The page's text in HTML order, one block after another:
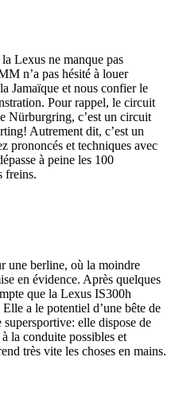
Lexus ne manque pas
n’a pas hésité à louer
Jamaïque et nous confier le
Pour rappel, le circuit
Nürburgring, c’est un circuit
Autrement dit, c’est un
prononcés et techniques avec
à peine les 100
freins.
une berline, où la moindre
en évidence. Après quelques
que la Lexus IS300h
a le potentiel d’une bête de
supersportive: elle dispose de
la conduite possibles et
très vite les choses en mains.